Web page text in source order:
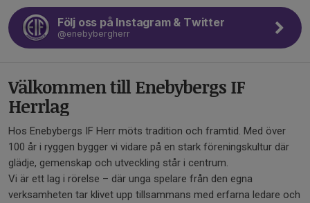
Följ oss på Instagram & Twitter
@enebybergherr
Välkommen till Enebybergs IF
Herrlag
Hos Enebybergs IF Herr möts tradition och framtid. Med över
100 år i ryggen bygger vi vidare på en stark föreningskultur där
glädje, gemenskap och utveckling står i centrum.
Vi är ett lag i rörelse – där unga spelare från den egna
verksamheten tar klivet upp tillsammans med erfarna ledare och